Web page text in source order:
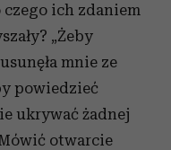
ich zdaniem
„Żeby
mnie ze
powiedzieć
ukrywać żadnej
otwarcie